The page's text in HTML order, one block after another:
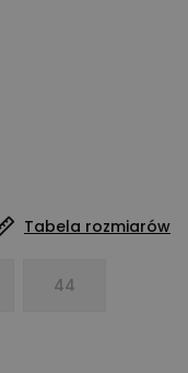
Tabela rozmiarów
44